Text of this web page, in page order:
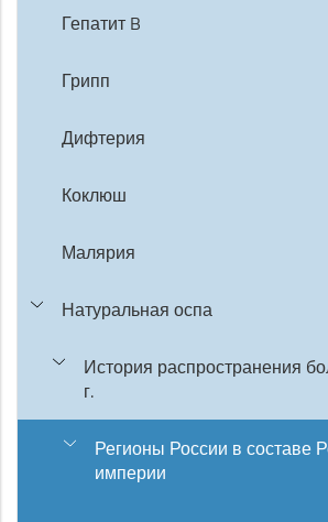
Гепатит B
Грипп
Дифтерия
Коклюш
Малярия
Натуральная оспа
История распространения
г.
Регионы России в составе
империи